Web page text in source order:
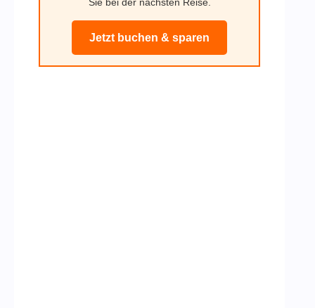
Sie bei der nächsten Reise.
Jetzt buchen & sparen